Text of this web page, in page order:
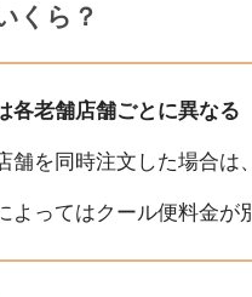
くら？
各老舗店舗ごとに異なる
舗を同時注文した場合は、
よってはクール便料金が